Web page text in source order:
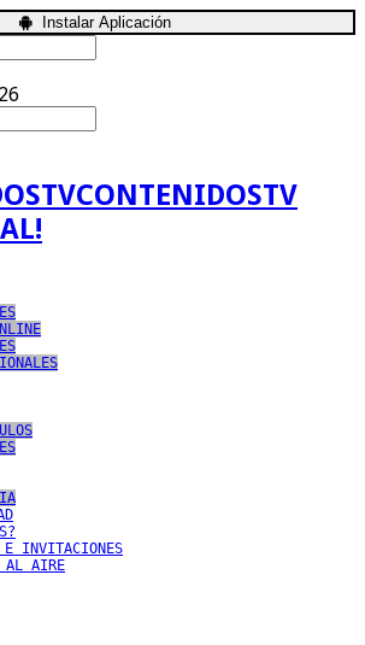
Instalar Aplicación
CONTENIDOSTV
E INVITACIONES
AL AIRE